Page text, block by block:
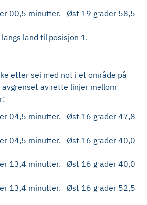
00,5 minutter. Øst 19 grader 58,5
land til posisjon 1.
etter sei med not i et område på
avgrenset av rette linjer mellom
04,5 minutter. Øst 16 grader 47,8
04,5 minutter. Øst 16 grader 40,0
13,4 minutter. Øst 16 grader 40,0
13,4 minutter. Øst 16 grader 52,5